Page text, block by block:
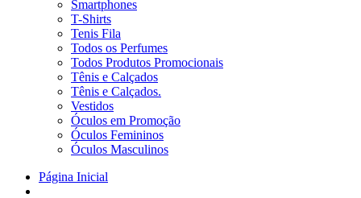
Smartphones
T-Shirts
Tenis Fila
Todos os Perfumes
Todos Produtos Promocionais
Tênis e Calçados
Tênis e Calçados.
Vestidos
Óculos em Promoção
Óculos Femininos
Óculos Masculinos
Página Inicial